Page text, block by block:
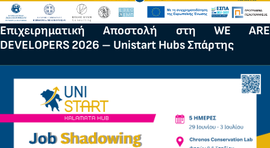
Επιχειρηματική Αποστολή στη WE ARE
DEVELOPERS 2026 – Unistart Hubs Σπάρτης